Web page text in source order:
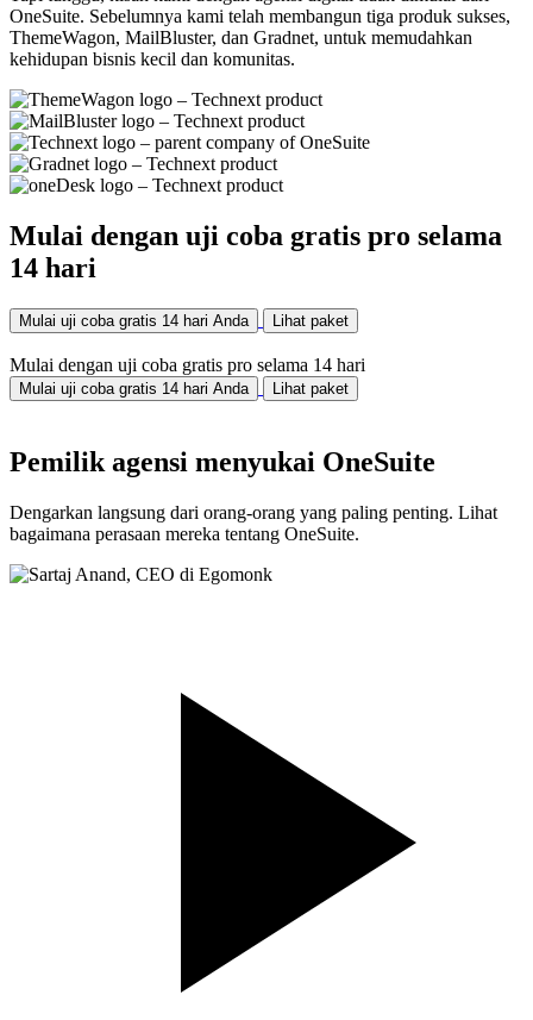
OneSuite. Sebelumnya kami telah membangun tiga produk sukses,
ThemeWagon, MailBluster, dan Gradnet, untuk memudahkan
kehidupan bisnis kecil dan komunitas.
Mulai dengan uji coba gratis pro selama
14 hari
Mulai uji coba gratis 14 hari Anda Lihat paket
Mulai dengan uji coba gratis pro selama 14 hari
Mulai uji coba gratis 14 hari Anda Lihat paket
Pemilik agensi menyukai OneSuite
Dengarkan langsung dari orang-orang yang paling penting. Lihat
bagaimana perasaan mereka tentang OneSuite.